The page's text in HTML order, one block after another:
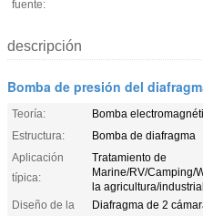
fuente:
descripción
Bomba de presión del
Teoría:
Bomba
Estructura:
Bomba de diafragma
Aplicación
típica:
Tratamiento de
Marine/RV/Camping/
la agricultura/
Diseño de la
Diafragma de 2